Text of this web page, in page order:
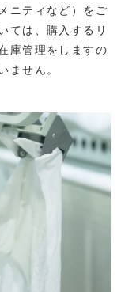
ニティなど）をご
ては、購入するリ
庫管理をしますの
ません。